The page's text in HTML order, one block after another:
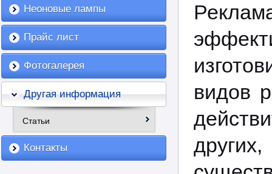
Неоновые лампы
Прайс лист
Фотогалерея
Другая информация
Статьи
Контакты
видов